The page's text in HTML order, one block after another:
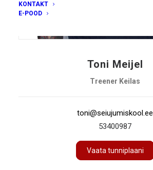
KONTAKT
E-POOD
Toni Meijel
Treener Keilas
toni@seiujumiskool.ee
53400987
Vaata tunniplaani